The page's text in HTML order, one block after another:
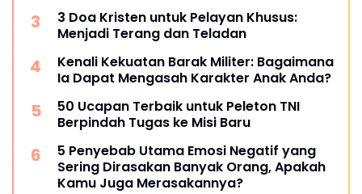
3 Doa Kristen untuk Pelayan Khusus:
Menjadi Terang dan Teladan
Kenali Kekuatan Barak Militer: Bagaimana
Ia Dapat Mengasah Karakter Anak Anda?
50 Ucapan Terbaik untuk Peleton TNI
Berpindah Tugas ke Misi Baru
5 Penyebab Utama Emosi Negatif yang
Sering Dirasakan Banyak Orang, Apakah
Kamu Juga Merasakannya?